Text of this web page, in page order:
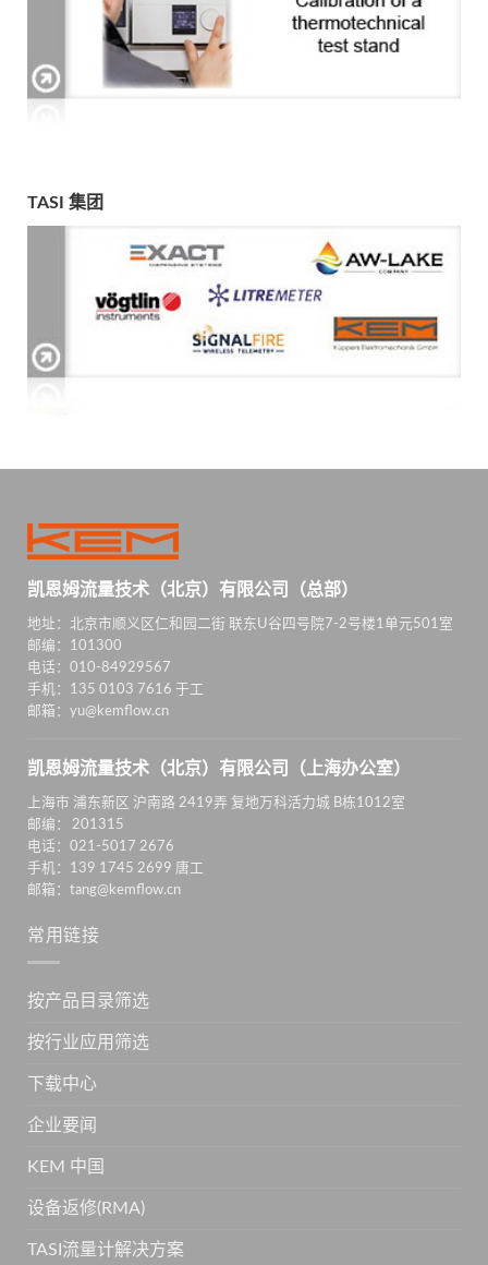
TASI 集团
凯恩姆流量技术（北京）有限公司（总部）
地址：北京市顺义区仁和园二街 联东U谷四号院7-2号楼1单元501室
邮编：101300
电话：010-84929567
手机：135 0103 7616 于工
邮箱：yu@kemflow.cn
凯恩姆流量技术（北京）有限公司（上海办公室）
上海市 浦东新区 沪南路 2419弄 复地万科活力城 B栋1012室
邮编： 201315
电话：021-5017 2676
手机：139 1745 2699 唐工
邮箱：tang@kemflow.cn
常用链接
按产品目录筛选
按行业应用筛选
下载中心
企业要闻
KEM 中国
设备返修(RMA)
TASI流量计解决方案